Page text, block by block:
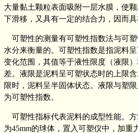
大量黏土颗粒表面吸附一层水膜，使
下滑移，又具有一定的结合力，因而具
可塑性的测量有可塑性指数法与可
水分来衡量的。可塑性指数是指泥料
变化范围，其值等于液性限度（液限
差。液限是泥料呈可塑状态时的上限
限时，泥料呈半固体状态。液限与塑
为可塑性指数。
可塑性指标代表泥料的成型性能。
为45mm的球体，置入可塑仪中，加重